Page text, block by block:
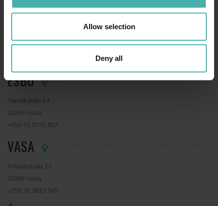
Allow selection
Deny all
LAHTIS
15140 Lahtis
ESBO
Tekniikantie 14
02150 Esbo
+358 50 5772 857
VASA
Yrittäjänkatu 13
65380 Vasa
+358 50 3810 045